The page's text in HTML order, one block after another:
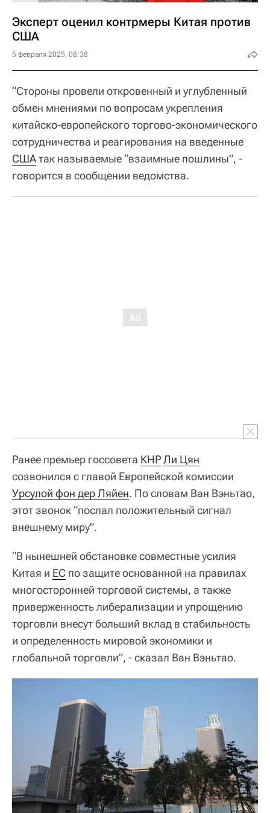
Эксперт оценил контрмеры Китая против
США
5 февраля 2025, 08:38
“Стороны провели откровенный и углубленный
обмен мнениями по вопросам укрепления
китайско-европейского торгово-экономического
сотрудничества и реагирования на введенные
СШАтак называемые “взаимные пошлины”, -
говорится в сообщении ведомства.
Ранее премьер госсовета КНРЛи Цян
созвонился с главой Европейской комиссии
Урсулой фон дер Ляйен. По словам Ван Вэньтао,
этот звонок “послал положительный сигнал
внешнему миру”.
“В нынешней обстановке совместные усилия
Китая и ЕС по защите основанной на правилах
многосторонней торговой системы, а также
приверженность либерализации и упрощению
торговли внесут больший вклад в стабильность
и определенность мировой экономики и
глобальной торговли”, - сказал Ван Вэньтао.